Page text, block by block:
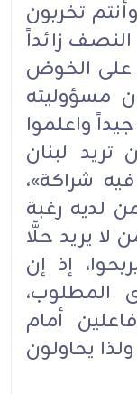
تخربون
زائداً
على الخوض
مسؤوليته
واعلموا
لبنان
شراكة»،
لديه رغبة
يريد حلًّا
إذ إن
المطلوب،
أمام
يحاولون